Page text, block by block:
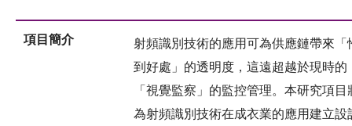
項目簡介
射頻識別技術的應用可為供應鏈帶來「
到好處」的透明度，這遠超越於現時的
「視覺監察」的監控管理。本研究項目
為射頻識別技術在成衣業的應用建立設